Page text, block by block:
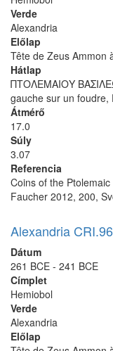
Verde
Alexandria
Előlap
Tête de Zeus Ammon
Hátlap
ΠΤΟΛΕΜΑΙΟΥ
gauche sur un foudre,
Átmérő
17.0
Súly
3.07
Referencia
Coins of the
Faucher 2012, 200,
Alexandria
Dátum
261 BCE - 241 BCE
Címplet
Hemiobol
Verde
Alexandria
Előlap